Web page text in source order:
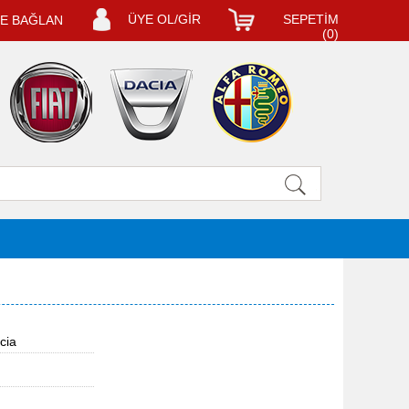
SEPETİM
(0)
ÜYE OL/GİR
BAĞLAN